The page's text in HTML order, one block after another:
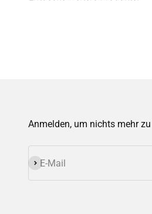
Anmelden, um nichts mehr
E-Mail
Abonnieren